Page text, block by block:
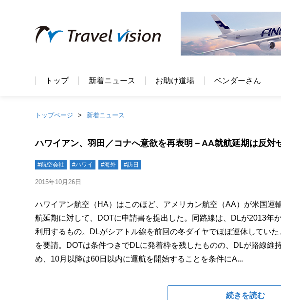
トップ 新着ニュース お助け道場 ベンダーさん
トップページ 新着ニュース
ハワイアン、羽田／コナへ意欲を再表明－AA就航延期は反対
#航空会社 #ハワイ #海外 #訪日
2015年10月26日
ハワイアン航空（HA）はこのほど、アメリカン航空（AA）が米国運
航延期に対して、DOTに申請書を提出した。同路線は、DLが2013年
利用するもの。DLがシアトル線を前回の冬ダイヤでほぼ運休してい
を要請。DOTは条件つきでDLに発着枠を残したものの、DLが路線維
め、10月以降は60日以内に運航を開始することを条件にA...
続きを読む